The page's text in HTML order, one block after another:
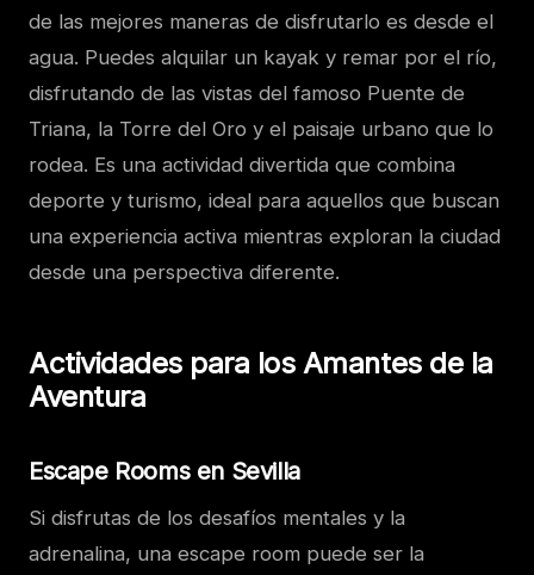
de las mejores maneras de disfrutarlo es desde el
agua. Puedes alquilar un kayak y remar por el río,
disfrutando de las vistas del famoso Puente de
Triana, la Torre del Oro y el paisaje urbano que lo
rodea. Es una actividad divertida que combina
deporte y turismo, ideal para aquellos que buscan
una experiencia activa mientras exploran la ciudad
desde una perspectiva diferente.
Actividades para los Amantes de la
Aventura
Escape Rooms en Sevilla
Si disfrutas de los desafíos mentales y la
adrenalina, una escape room puede ser la